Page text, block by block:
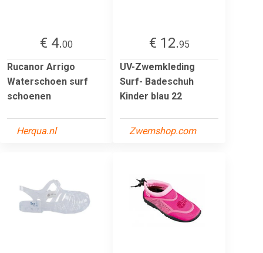
€ 4.00
Rucanor Arrigo
Waterschoen surf
schoenen
Herqua.nl
€ 12.95
UV-Zwemkleding
Surf- Badeschuh
Kinder blau 22
Zwemshop.com